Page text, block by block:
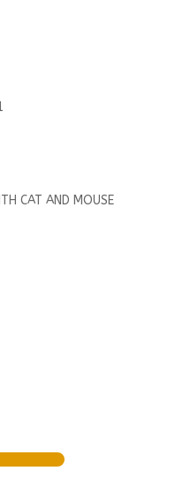
CAT AND MOUSE